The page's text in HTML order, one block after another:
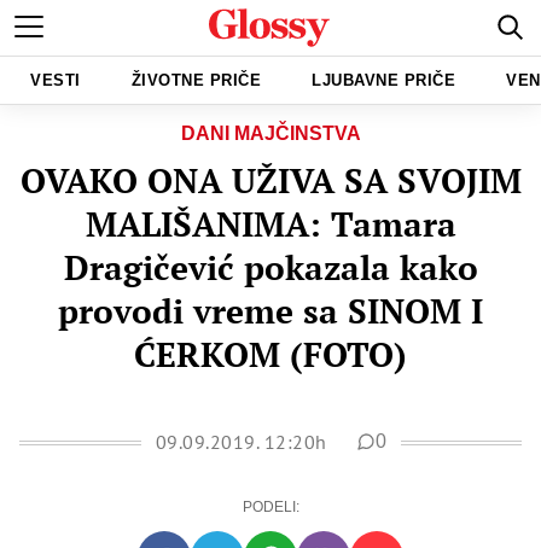
VESTI ŽIVOTNE PRIČE LJUBAVNE PRIČE
DANI MAJČINSTVA
OVAKO ONA UŽIVA SA SVOJIM
MALIŠANIMA: Tamara
Dragičević pokazala kako
provodi vreme sa SINOM I
ĆERKOM (FOTO)
09.09.2019. 12:20h 0
PODELI: